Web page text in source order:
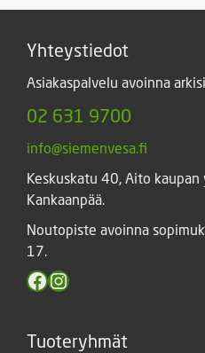
Yhteystiedot
Asiakaspalvelu avoinna
02 631 9700
info@siemenvesa.fi
Keskuskatu 40, Aito
Kankaanpää.
Noutopiste avoinna
17.
Facebook
Instagram
Tuoteryhmät